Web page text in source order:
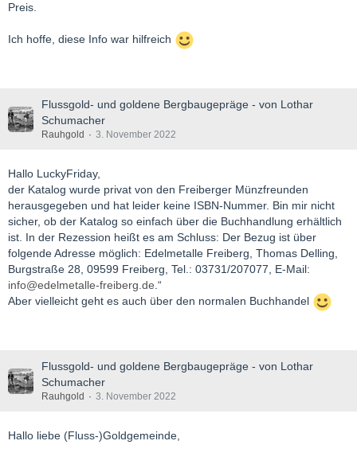
Preis.
Ich hoffe, diese Info war hilfreich
Flussgold- und goldene Bergbaugepräge - von Lothar
Schumacher
Rauhgold 3. November 2022
Hallo LuckyFriday,
der Katalog wurde privat von den Freiberger Münzfreunden
herausgegeben und hat leider keine ISBN-Nummer. Bin mir nicht
sicher, ob der Katalog so einfach über die Buchhandlung erhältlich
ist. In der Rezession heißt es am Schluss: Der Bezug ist über
folgende Adresse möglich: Edelmetalle Freiberg, Thomas Delling,
Burgstraße 28, 09599 Freiberg, Tel.: 03731/207077, E-Mail:
info@edelmetalle-freiberg.de .“
Aber vielleicht geht es auch über den normalen Buchhandel
Flussgold- und goldene Bergbaugepräge - von Lothar
Schumacher
Rauhgold 3. November 2022
Hallo liebe (Fluss-)Goldgemeinde,